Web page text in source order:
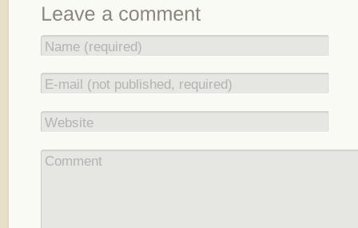
Name (required)
E-mail (not published, required)
Website
Comment